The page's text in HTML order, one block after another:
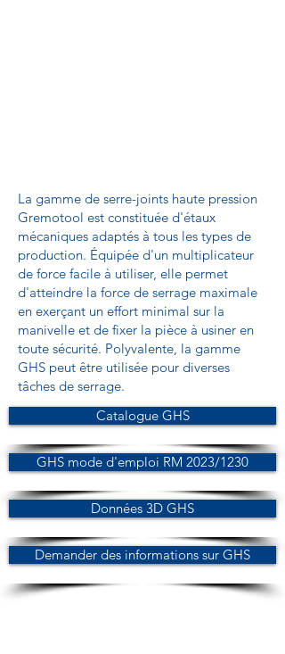
La gamme de serre-joints haute pression
Gremotool est constituée d'étaux
mécaniques adaptés à tous les types de
production. Équipée d'un multiplicateur
de force facile à utiliser, elle permet
d'atteindre la force de serrage maximale
en exerçant un effort minimal sur la
manivelle et de fixer la pièce à usiner en
toute sécurité. Polyvalente, la gamme
GHS peut être utilisée pour diverses
tâches de serrage.
Catalogue GHS
GHS mode d'emploi RM 2023/1230
Données 3D GHS
Demander des informations sur GHS